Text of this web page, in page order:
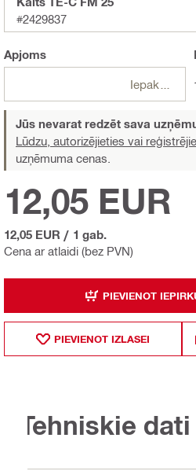
#2429837
Apjoms
Jūs nevarat redzēt sava
Lūdzu, autorizējieties vai
uzņēmuma cenas.
Cena ar atlaidi (bez PVN)
12,05 EUR
12,05 EUR / 1 gab.
PIEVIENOT
PIEVIENOT IZLASEI
Tehniskie dati